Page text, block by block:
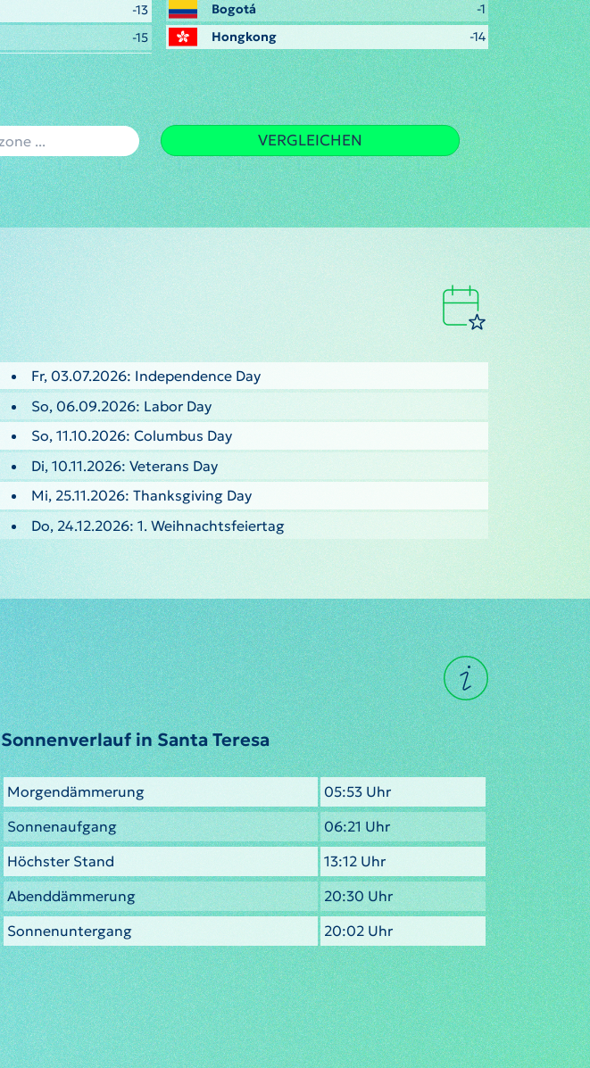
-13
-15
Bogotá
-1
Hongkong
-14
VERGLEICHEN
Fr, 03.07.2026: Independence Day
So, 06.09.2026: Labor Day
So, 11.10.2026: Columbus Day
Di, 10.11.2026: Veterans Day
Mi, 25.11.2026: Thanksgiving Day
Do, 24.12.2026: 1. Weihnachtsfeiertag
Sonnenverlauf in Santa Teresa
Morgendämmerung
05:53 Uhr
Sonnenaufgang
06:21 Uhr
Höchster Stand
13:12 Uhr
Abenddämmerung
20:30 Uhr
Sonnenuntergang
20:02 Uhr